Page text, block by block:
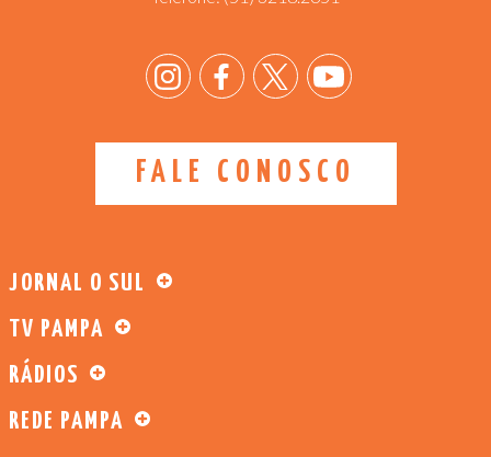
FALE CONOSCO
JORNAL O SUL
TV PAMPA
RÁDIOS
REDE PAMPA